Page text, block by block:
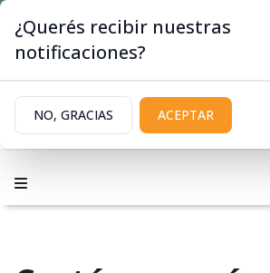
¿Querés recibir nuestras
notificaciones?
NO, GRACIAS ACEPTAR